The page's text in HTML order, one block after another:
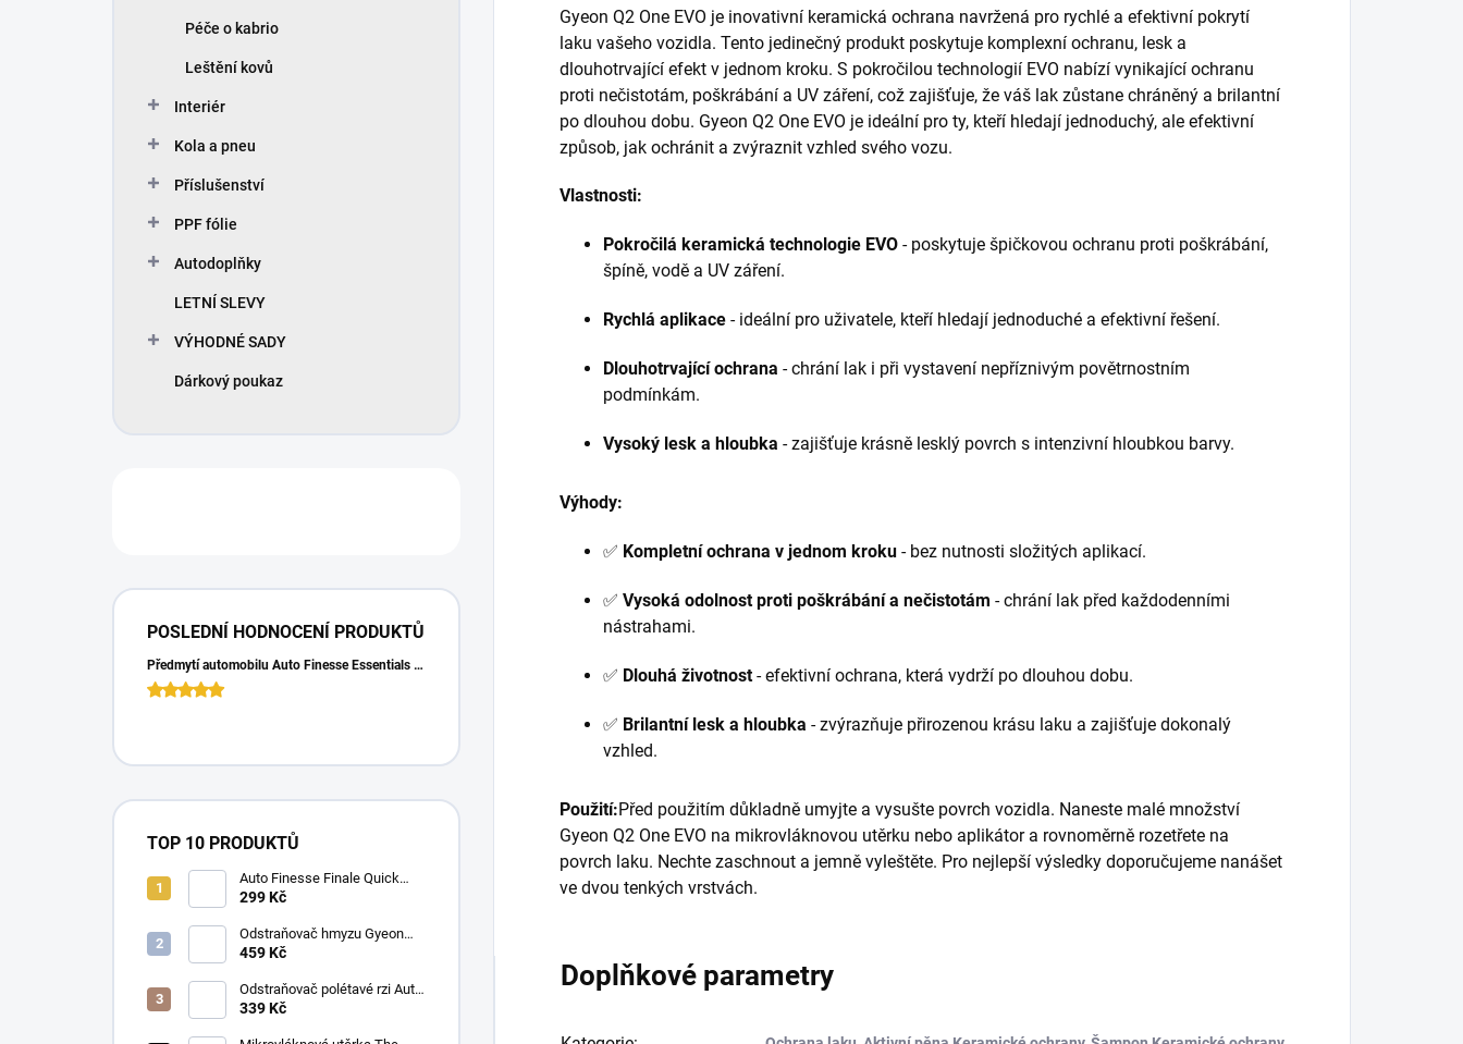
Péče o kabrio
Leštění kovů
Interiér
Kola a pneu
Příslušenství
PPF fólie
Autodoplňky
LETNÍ SLEVY
VÝHODNÉ SADY
Dárkový poukaz
POSLEDNÍ HODNOCENÍ PRODUKTŮ
Předmytí automobilu Auto Finesse Essentials Pre-Wash (500 ml)
TOP 10 PRODUKTŮ
Auto Finesse Finale Quick
Detailer (500 ml)
299 Kč
Odstraňovač hmyzu Gyeon
Q2M Bug&Grime (1 L)
459 Kč
Odstraňovač polétavé rzi Auto
Finesse Iron Out
339 Kč
Gyeon Q2 One EVO je inovativní keramická ochrana navržená pro rychlé a efektivní pokrytí
laku vašeho vozidla. Tento jedinečný produkt poskytuje komplexní ochranu, lesk a
dlouhotrvající efekt v jednom kroku. S pokročilou technologií EVO nabízí vynikající ochranu
proti nečistotám, poškrábání a UV záření, což zajišťuje, že váš lak zůstane chráněný a brilantní
po dlouhou dobu. Gyeon Q2 One EVO je ideální pro ty, kteří hledají jednoduchý, ale efektivní
způsob, jak ochránit a zvýraznit vzhled svého vozu.
Vlastnosti:
Pokročilá keramická technologie EVO - poskytuje špičkovou ochranu proti poškrábání,
špíně, vodě a UV záření.
Rychlá aplikace - ideální pro uživatele, kteří hledají jednoduché a efektivní řešení.
Dlouhotrvající ochrana - chrání lak i při vystavení nepříznivým povětrnostním
podmínkám.
Vysoký lesk a hloubka - zajišťuje krásně lesklý povrch s intenzivní hloubkou barvy.
Výhody:
✅ Kompletní ochrana v jednom kroku - bez nutnosti složitých aplikací.
✅ Vysoká odolnost proti poškrábání a nečistotám - chrání lak před každodenními
nástrahami.
✅ Dlouhá životnost- efektivní ochrana, která vydrží po dlouhou dobu.
✅ Brilantní lesk a hloubka - zvýrazňuje přirozenou krásu laku a zajišťuje dokonalý
vzhled.
Použití:Před použitím důkladně umyjte a vysušte povrch vozidla. Naneste malé množství
Gyeon Q2 One EVO na mikrovláknovou utěrku nebo aplikátor a rovnoměrně rozetřete na
povrch laku. Nechte zaschnout a jemně vyleštěte. Pro nejlepší výsledky doporučujeme nanášet
ve dvou tenkých vrstvách.
Doplňkové parametry